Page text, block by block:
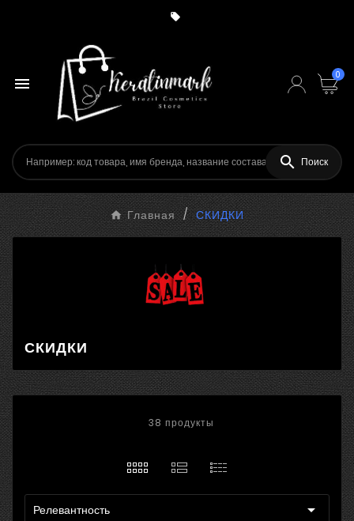

 0
 Поиск
Главная СКИДКИ
СКИДКИ
38 продукты
Релевантность 